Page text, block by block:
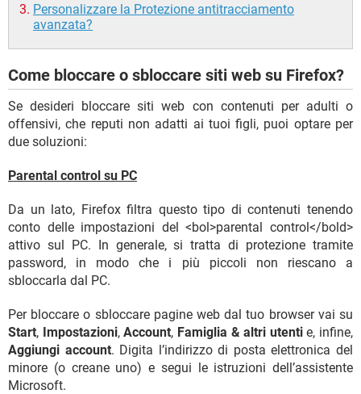
Personalizzare la Protezione antitracciamento
avanzata?
Come bloccare o sbloccare siti web su Firefox?
Se desideri bloccare siti web con contenuti per adulti o
offensivi, che reputi non adatti ai tuoi figli, puoi optare per
due soluzioni:
Parental control su PC
Da un lato, Firefox filtra questo tipo di contenuti tenendo
conto delle impostazioni del <bol>parental control</bold>
attivo sul PC. In generale, si tratta di protezione tramite
password, in modo che i più piccoli non riescano a
sbloccarla dal PC.
Per bloccare o sbloccare pagine web dal tuo browser vai su
Start, Impostazioni,Account, Famiglia & altri utentie, infine,
Aggiungi account. Digita l’indirizzo di posta elettronica del
minore (o creane uno) e segui le istruzioni dell’assistente
Microsoft.